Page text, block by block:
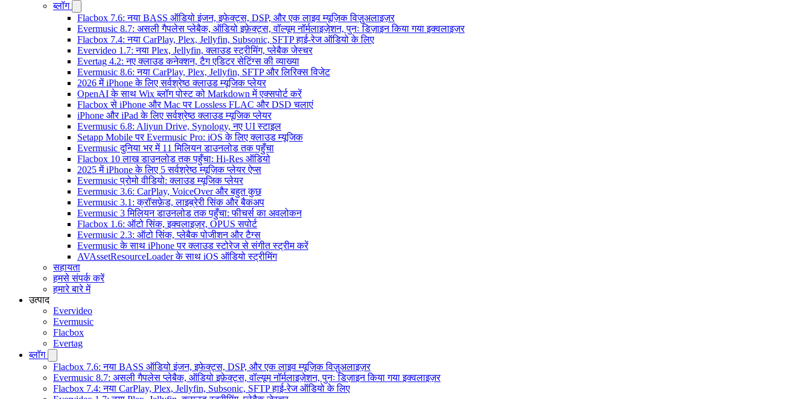
ब्लॉग
Flacbox 7.6: नया BASS ऑडियो इंजन, इफेक्ट्स, DSP, और एक लाइव म्यूज़िक विज़ुअलाइज़र
Evermusic 8.7: असली गैपलेस प्लेबैक, ऑडियो इफ़ेक्ट्स, वॉल्यूम नॉर्मलाइज़ेशन, पुनः डिज़ाइन किया गया इक्वलाइज़र
Flacbox 7.4: नया CarPlay, Plex, Jellyfin, Subsonic, SFTP हाई-रेज ऑडियो के लिए
Evervideo 1.7: नया Plex, Jellyfin, क्लाउड स्ट्रीमिंग, प्लेबैक जेस्चर
Evertag 4.2: नए क्लाउड कनेक्शन, टैग एडिटर सेटिंग्स की व्याख्या
Evermusic 8.6: नया CarPlay, Plex, Jellyfin, SFTP और लिरिक्स विजेट
2026 में iPhone के लिए सर्वश्रेष्ठ क्लाउड म्यूजिक प्लेयर
OpenAI के साथ Wix ब्लॉग पोस्ट को Markdown में एक्सपोर्ट करें
Flacbox से iPhone और Mac पर Lossless FLAC और DSD चलाएं
iPhone और iPad के लिए सर्वश्रेष्ठ क्लाउड म्यूजिक प्लेयर
Evermusic 6.8: Aliyun Drive, Synology, नए UI स्टाइल
Setapp Mobile पर Evermusic Pro: iOS के लिए क्लाउड म्यूजिक
Evermusic दुनिया भर में 11 मिलियन डाउनलोड तक पहुँचा
Flacbox 10 लाख डाउनलोड तक पहुँचा: Hi-Res ऑडियो
2025 में iPhone के लिए 5 सर्वश्रेष्ठ म्यूज़िक प्लेयर ऐप्स
Evermusic प्रोमो वीडियो: क्लाउड म्यूजिक प्लेयर
Evermusic 3.6: CarPlay, VoiceOver और बहुत कुछ
Evermusic 3.1: क्रॉसफ़ेड, लाइब्रेरी सिंक और बैकअप
Evermusic 3 मिलियन डाउनलोड तक पहुँचा: फीचर्स का अवलोकन
Flacbox 1.6: ऑटो सिंक, इक्वलाइज़र, OPUS सपोर्ट
Evermusic 2.3: ऑटो सिंक, प्लेबैक पोजीशन और टैग्स
Evermusic के साथ iPhone पर क्लाउड स्टोरेज से संगीत स्ट्रीम करें
AVAssetResourceLoader के साथ iOS ऑडियो स्ट्रीमिंग
सहायता
हमसे संपर्क करें
हमारे बारे में
उत्पाद
Evervideo
Evermusic
Flacbox
Evertag
ब्लॉग
Flacbox 7.6: नया BASS ऑडियो इंजन, इफेक्ट्स, DSP, और एक लाइव म्यूज़िक विज़ुअलाइज़र
Evermusic 8.7: असली गैपलेस प्लेबैक, ऑडियो इफ़ेक्ट्स, वॉल्यूम नॉर्मलाइज़ेशन, पुनः डिज़ाइन किया गया इक्वलाइज़र
Flacbox 7.4: नया CarPlay, Plex, Jellyfin, Subsonic, SFTP हाई-रेज ऑडियो के लिए